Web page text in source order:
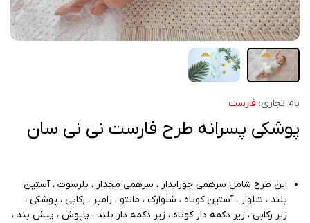
نام تجاری: فارست
پوشکی پسرانه طرح فارست نی نی سان
این طرح شامل سرهمی جورابدار ، سرهمی مچدار ، بلرسوت ، آستین
بلند ، شلوار ، آستین کوتاه ، شلوارک ، مانتو ، رامپر ، رکابی ، پوشکی ،
زیر رکابی ، زیر دکمه دار کوتاه ، زیر دکمه دار بلند ، پاپوش ، پیش بند ،